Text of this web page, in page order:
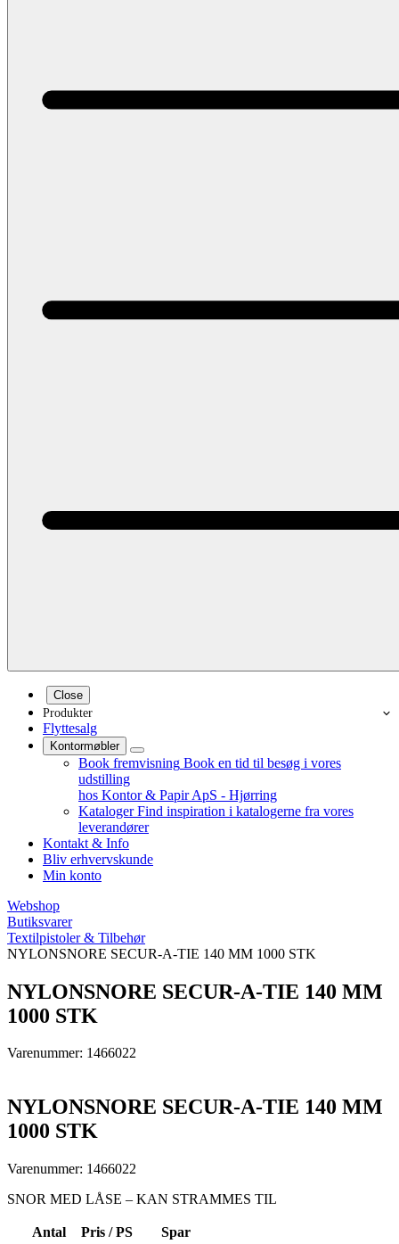
Close
Produkter
Flyttesalg
Kontormøbler
Book fremvisning Book en tid til besøg i vores
udstilling
hos Kontor & Papir ApS - Hjørring
Kataloger Find inspiration i katalogerne fra vores
leverandører
Kontakt & Info
Bliv erhvervskunde
Min konto
Webshop
Butiksvarer
Textilpistoler & Tilbehør
NYLONSNORE SECUR-A-TIE 140 MM 1000 STK
NYLONSNORE SECUR-A-TIE 140 MM
1000 STK
Varenummer: 1466022
NYLONSNORE SECUR-A-TIE 140 MM
1000 STK
Varenummer: 1466022
SNOR MED LÅSE – KAN STRAMMES TIL
Antal Pris / PS
Spar